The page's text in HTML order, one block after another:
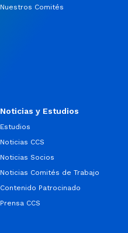
Nuestros Comités
Noticias y Estudios
Estudios
Noticias CCS
Noticias Socios
Noticias Comités de Trabajo
Contenido Patrocinado
Prensa CCS